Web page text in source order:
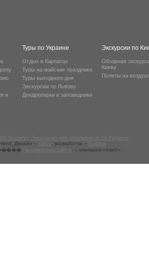
и
Туры по Украине
Отдых в Карпатах
Туры на майские праздники
Туры выходного дня
Экскурсии по Львову
Дендропарки и заповедники
Экскурсии по
Обзорная
Киеву
Полеты на
Дизайн – , разработка –
Exilibris
— компания «Авеб».
по києву Экскурсии для школьников по Украине